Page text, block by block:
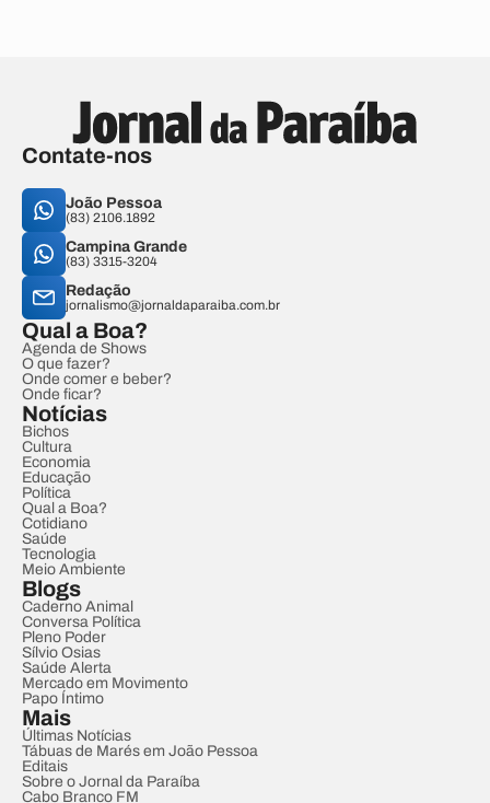
Contate-nos
João Pessoa
(83) 2106.1892
Campina Grande
(83) 3315-3204
Redação
jornalismo@jornaldaparaiba.com.br
Qual a Boa?
Agenda de Shows
O que fazer?
Onde comer e beber?
Onde ficar?
Notícias
Bichos
Cultura
Economia
Educação
Política
Qual a Boa?
Cotidiano
Saúde
Tecnologia
Meio Ambiente
Blogs
Caderno Animal
Conversa Política
Pleno Poder
Sílvio Osias
Saúde Alerta
Mercado em Movimento
Papo Íntimo
Mais
Últimas Notícias
Tábuas de Marés em João Pessoa
Editais
Sobre o Jornal da Paraíba
Cabo Branco FM